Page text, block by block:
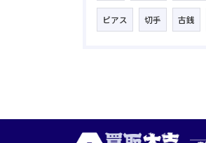
ピアス 切手 古銭